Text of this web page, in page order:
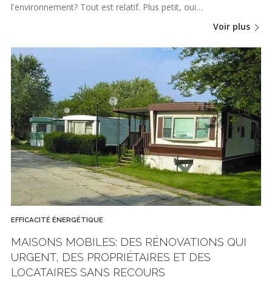
l'environnement? Tout est relatif. Plus petit, oui…
Voir plus
EFFICACITÉ ÉNERGÉTIQUE
MAISONS MOBILES: DES RÉNOVATIONS QUI
URGENT, DES PROPRIÉTAIRES ET DES
LOCATAIRES SANS RECOURS